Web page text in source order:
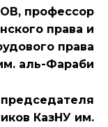
профессор
права и
права
аль-Фараби
КазНУ им.